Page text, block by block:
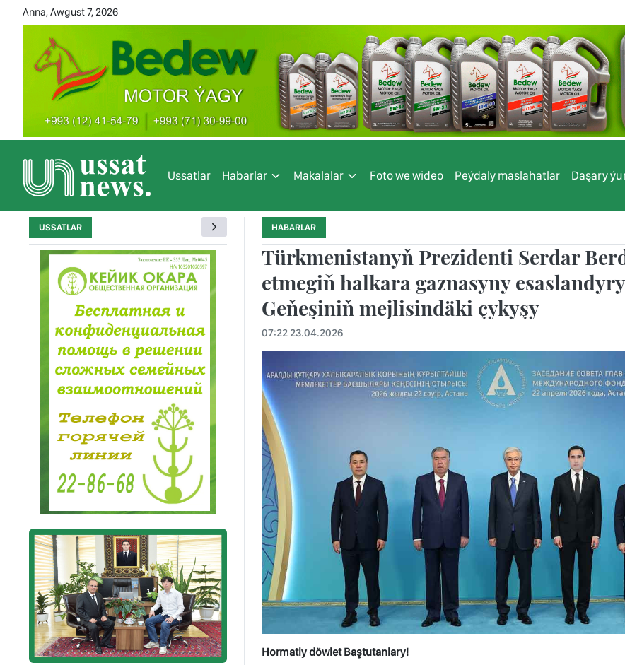
Anna, Awgust 7, 2026
Ussatlar Habarlar Makalalar Foto we wideo Peýdaly maslahatlar Daşary
HABARLAR
Türkmenistanyň Prezidenti Serdar
etmegiň halkara gaznasyny
Geňeşiniň mejlisindäki çykyşy
07:22 23.04.2026
Hormatly döwlet Baştutanlary!
USSATLAR